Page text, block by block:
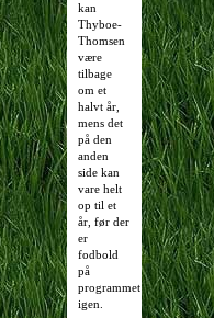
kan
Thyboe-
Thomsen
være
tilbage
om et
halvt år,
mens det
på den
anden
side kan
vare helt
op til et
år, før der
er
fodbold
på
programmet
igen.